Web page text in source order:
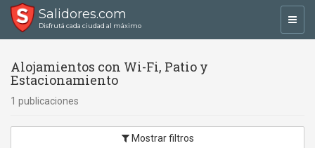
Salidores.com
Disfrutá cada ciudad al máximo
Alojamientos con Wi-Fi, Patio y
Estacionamiento
1 publicaciones
Mostrar filtros